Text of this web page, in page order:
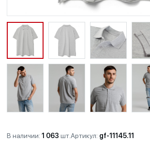
В наличии: 1 063 шт.Артикул: gf-11145.11